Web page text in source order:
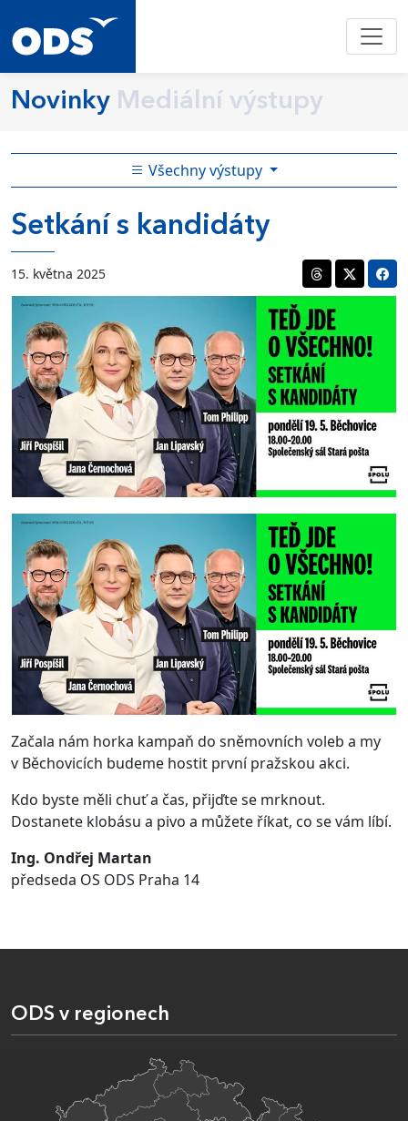
Novinky Mediální výstupy
Všechny výstupy
Setkání s kandidáty
15. května 2025
Začala nám horka kampaň do sněmovních voleb a my
v Běchovicích budeme hostit první pražskou akci.
Kdo byste měli chuť a čas, přijďte se mrknout.
Dostanete klobásu a pivo a můžete říkat, co se vám líbí.
Ing. Ondřej Martan
předseda OS ODS Praha 14
ODS v regionech